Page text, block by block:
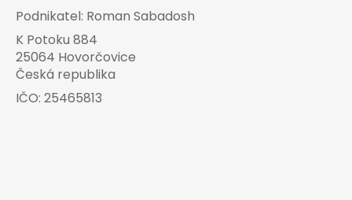
Podnikatel: Roman Sabadosh
K Potoku 884
25064 Hovorčovice
Česká republika
IČO: 25465813